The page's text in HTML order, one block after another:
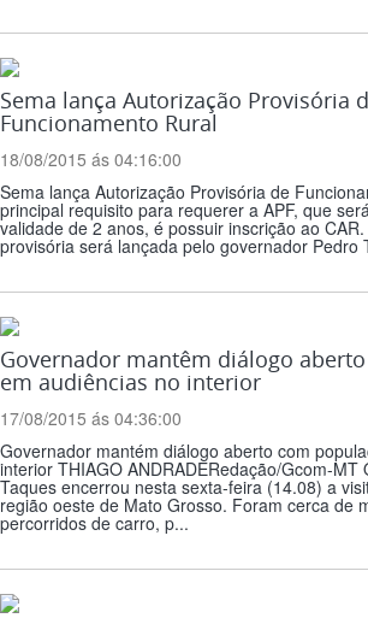
Sema lança Autorização Provisória
Funcionamento Rural
18/08/2015 ás 04:16:00
Sema lança Autorização Provisória de
principal requisito para requerer a APF, que
validade de 2 anos, é possuir inscrição ao
provisória será lançada pelo governador Pedro
Governador mantêm diálogo
em audiências no interior
17/08/2015 ás 04:36:00
Governador mantém diálogo aberto com
interior THIAGO ANDRADERedação/Gcom-MT
Taques encerrou nesta sexta-feira (14.08) a
região oeste de Mato Grosso. Foram cerca de
percorridos de carro, p...